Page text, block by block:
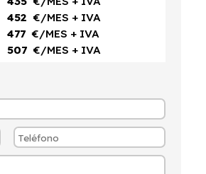
452 €/MES + IVA
477 €/MES + IVA
507 €/MES + IVA